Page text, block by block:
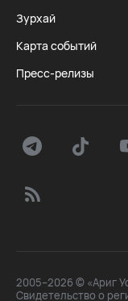
Зурхай
Карта событий
Пресс-релизы
2005–2026 © «Ариг
Свидетельство о